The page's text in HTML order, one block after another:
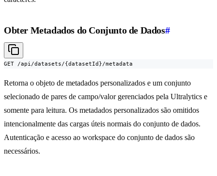
Obter Metadados do Conjunto de Dados#
GET /api/datasets/{datasetId}/metadata
Retorna o objeto de metadados personalizados e um conjunto
selecionado de pares de campo/valor gerenciados pela Ultralytics e
somente para leitura. Os metadados personalizados são omitidos
intencionalmente das cargas úteis normais do conjunto de dados.
Autenticação e acesso ao workspace do conjunto de dados são
necessários.